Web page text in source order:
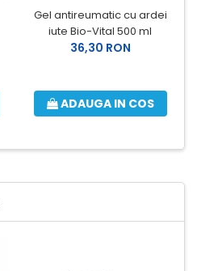
Gel antireumatic cu ardei
iute Bio-Vital 500 ml
36,30 RON
ADAUGA IN COS